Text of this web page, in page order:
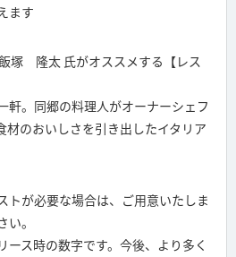
ます
塚 隆太 氏がオススメする【レス
軒。同郷の料理人がオーナーシェフ
材のおいしさを引き出したイタリア
トが必要な場合は、ご用意いたしま
。
ース時の数字です。今後、より多く